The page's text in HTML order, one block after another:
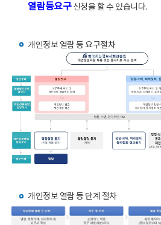
열람등요구신청을 할 수 있습니다.
개인정보 열람 등 요구절차
개인정보 열람 등 단계 절차